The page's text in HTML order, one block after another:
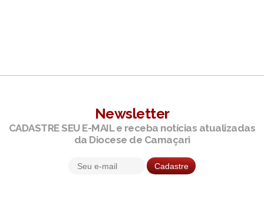
Newsletter
CADASTRE SEU E-MAIL e receba notícias atualizadas
da Diocese de Camaçari